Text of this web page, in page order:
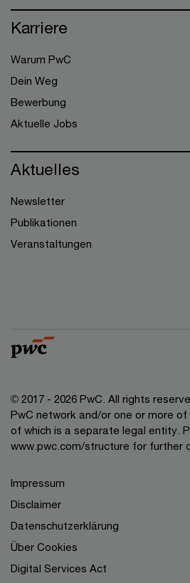
Karriere
Warum PwC
Dein Weg
Bewerbung
Aktuelle Jobs
Aktuelles
Newsletter
Publikationen
Veranstaltungen
© 2017 - 2026 PwC. All rights
PwC network and/or one or more
of which is a separate legal entity.
www.pwc.com/structure for further
Impressum
Disclaimer
Datenschutzerklärung
Über Cookies
Digital Services Act